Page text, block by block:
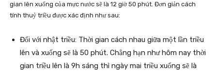
gian lên xuống của mực nước sẽ là 12 giờ 50 phút. Đơn giản cách
tính thuỷ triều được xác định như sau:
Đối với nhật triều: Thời gian cách nhau giữa một lần triều
lên và xuống sẽ là 50 phút. Chẳng hạn như hôm nay thời
gian triều lên là 9h sáng thì ngày mai triều xuống sẽ là